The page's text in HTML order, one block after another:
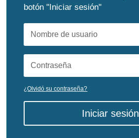
botón "Iniciar sesión"
¿Olvidó su contraseña?
Iniciar sesión